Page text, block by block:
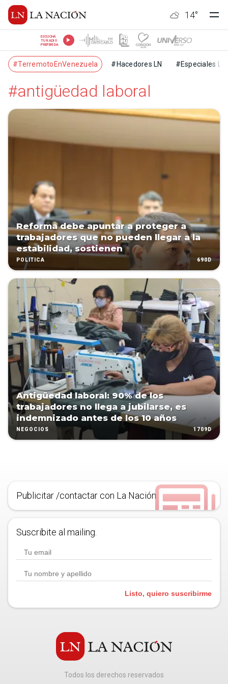
14°
ESCUCHÁ
TU RADIO
PREFERIDA
#TerremotoEnVenezuela #Hacedores LN #Especiales LN
#antigüedad laboral
Reforma debe apuntar a proteger a
trabajadores que no pueden llegar a la
estabilidad, sostienen
POLÍTICA 690D
Antigüedad laboral: 90% de los
trabajadores no llega a jubilarse, es
indemnizado antes de los 10 años
NEGOCIOS 1709D
Publicitar /contactar con La Nación
Suscribite al mailing.
Listo, quiero suscribirme
Todos los derechos reservados